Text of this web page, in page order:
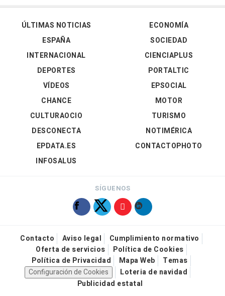
ÚLTIMAS NOTICIAS
ESPAÑA
INTERNACIONAL
DEPORTES
VÍDEOS
ECONOMÍA
SOCIEDAD
CIENCIAPLUS
PORTALTIC
EPSOCIAL
CHANCE
CULTURAOCIO
DESCONECTA
EPDATA.ES
INFOSALUS
MOTOR
TURISMO
NOTIMÉRICA
CONTACTOPHOTO
SÍGUENOS
Contacto Aviso legal
Cumplimiento normativo
Oferta de servicios
Política de Cookies
Política de Privacidad
Mapa Web
Temas
Configuración de Cookies
Loteria de navidad
Publicidad estatal